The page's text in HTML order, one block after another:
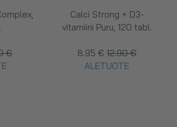
€
Calci Strong + D3-
vitamiini Puru, 120 tabl.
8.95 € 12.90 €
ALETUOTE